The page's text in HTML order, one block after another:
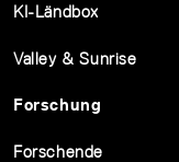
KI-Ländbox
Valley & Sunrise
Forschung
Forschende